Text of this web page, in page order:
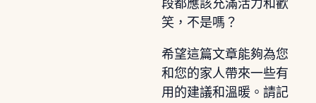
段都應該充滿活力和歡
笑，不是嗎？
希望這篇文章能夠為您
和您的家人帶來一些有
用的建議和溫暖。請記